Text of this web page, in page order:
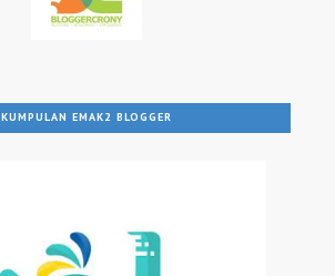
KUMPULAN EMAK2 BLOGGER